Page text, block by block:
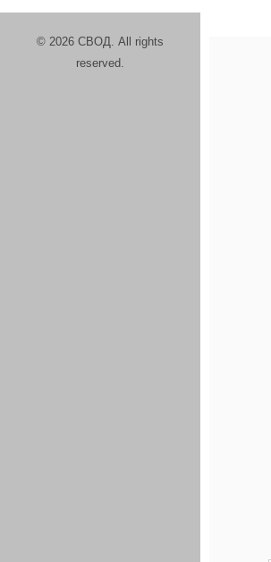
© 2026 СВОД. All rights
reserved.